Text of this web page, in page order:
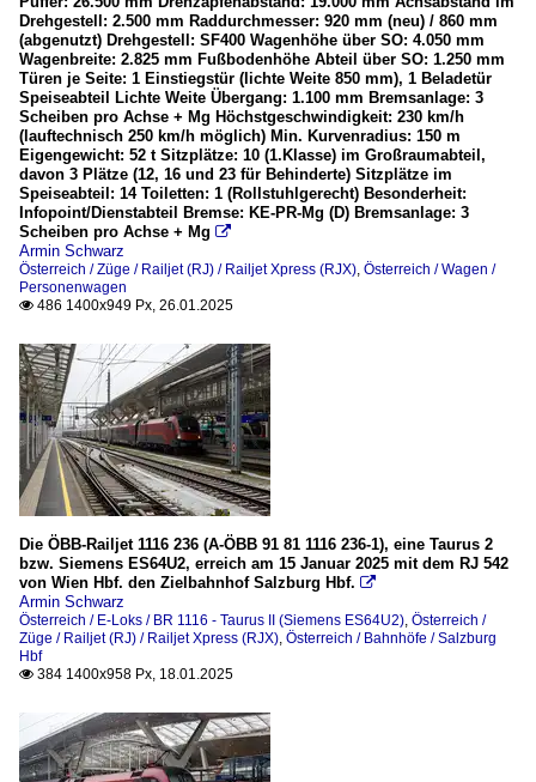
Drehgestell: 2.500 mm Raddurchmesser: 920 mm (neu) / 860 mm
(abgenutzt) Drehgestell: SF400 Wagenhöhe über SO: 4.050 mm
Wagenbreite: 2.825 mm Fußbodenhöhe Abteil über SO: 1.250 mm
Türen je Seite: 1 Einstiegstür (lichte Weite 850 mm), 1 Beladetür
Speiseabteil Lichte Weite Übergang: 1.100 mm Bremsanlage: 3
Scheiben pro Achse + Mg Höchstgeschwindigkeit: 230 km/h
(lauftechnisch 250 km/h möglich) Min. Kurvenradius: 150 m
Eigengewicht: 52 t Sitzplätze: 10 (1.Klasse) im Großraumabteil,
davon 3 Plätze (12, 16 und 23 für Behinderte) Sitzplätze im
Speiseabteil: 14 Toiletten: 1 (Rollstuhlgerecht) Besonderheit:
Infopoint/Dienstabteil Bremse: KE-PR-Mg (D) Bremsanlage: 3
Scheiben pro Achse + Mg 
Armin Schwarz
Österreich / Züge / Railjet (RJ) / Railjet Xpress (RJX), Österreich / Wagen /
Personenwagen
 486 1400x949 Px, 26.01.2025
Die ÖBB-Railjet 1116 236 (A-ÖBB 91 81 1116 236-1), eine Taurus 2
bzw. Siemens ES64U2, erreich am 15 Januar 2025 mit dem RJ 542
von Wien Hbf. den Zielbahnhof Salzburg Hbf. 
Armin Schwarz
Österreich / E-Loks / BR 1116 - Taurus II (Siemens ES64U2), Österreich /
Züge / Railjet (RJ) / Railjet Xpress (RJX), Österreich / Bahnhöfe / Salzburg
Hbf
 384 1400x958 Px, 18.01.2025